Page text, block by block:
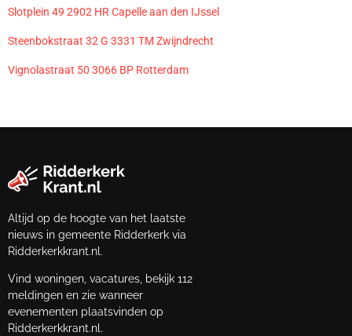
Slotplein 49 2902 HR Capelle aan den IJssel
Steenbokstraat 32 G 3331 TM Zwijndrecht
Vignolastraat 50 3066 BP Rotterdam
Altijd op de hoogte van het laatste
nieuws in gemeente Ridderkerk via
Ridderkerkkrant.nl.
Vind woningen, vacatures, bekijk 112
meldingen en zie wanneer
evenementen plaatsvinden op
Ridderkerkkrant.nl.